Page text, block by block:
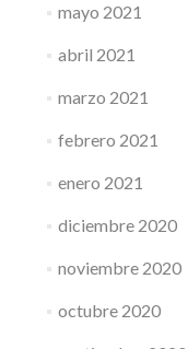
mayo 2021
abril 2021
marzo 2021
febrero 2021
enero 2021
diciembre 2020
noviembre 2020
octubre 2020